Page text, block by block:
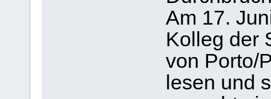
Am 17.
Kolleg der
von Porto/
lesen und